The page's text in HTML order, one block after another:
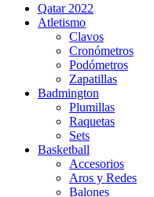
Qatar 2022
Atletismo
Clavos
Cronómetros
Podómetros
Zapatillas
Badmington
Plumillas
Raquetas
Sets
Basketball
Accesorios
Aros y Redes
Balones